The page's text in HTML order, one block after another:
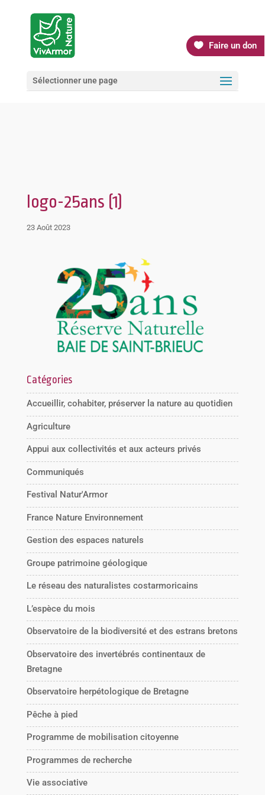
Faire un don
Sélectionner une page
logo-25ans (1)
23 Août 2023
Catégories
Accueillir, cohabiter, préserver la nature au quotidien
Agriculture
Appui aux collectivités et aux acteurs privés
Communiqués
Festival Natur'Armor
France Nature Environnement
Gestion des espaces naturels
Groupe patrimoine géologique
Le réseau des naturalistes costarmoricains
L’espèce du mois
Observatoire de la biodiversité et des estrans bretons
Observatoire des invertébrés continentaux de
Bretagne
Observatoire herpétologique de Bretagne
Pêche à pied
Programme de mobilisation citoyenne
Programmes de recherche
Vie associative